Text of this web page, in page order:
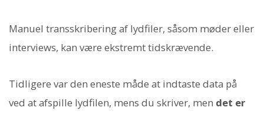
Manuel transskribering af lydfiler, såsom møder eller
interviews, kan være ekstremt tidskrævende.
Tidligere var den eneste måde at indtaste data på
ved at afspille lydfilen, mens du skriver, men det er